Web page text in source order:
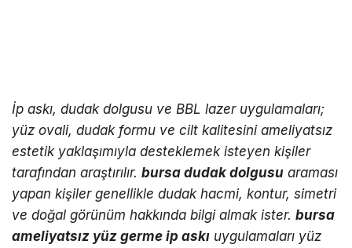
İp askı, dudak dolgusu ve BBL lazer uygulamaları;
yüz ovali, dudak formu ve cilt kalitesini ameliyatsız
estetik yaklaşımıyla desteklemek isteyen kişiler
tarafından araştırılır. bursa dudak dolgusu araması
yapan kişiler genellikle dudak hacmi, kontur, simetri
ve doğal görünüm hakkında bilgi almak ister. bursa
ameliyatsız yüz germe ip askı uygulamaları yüz